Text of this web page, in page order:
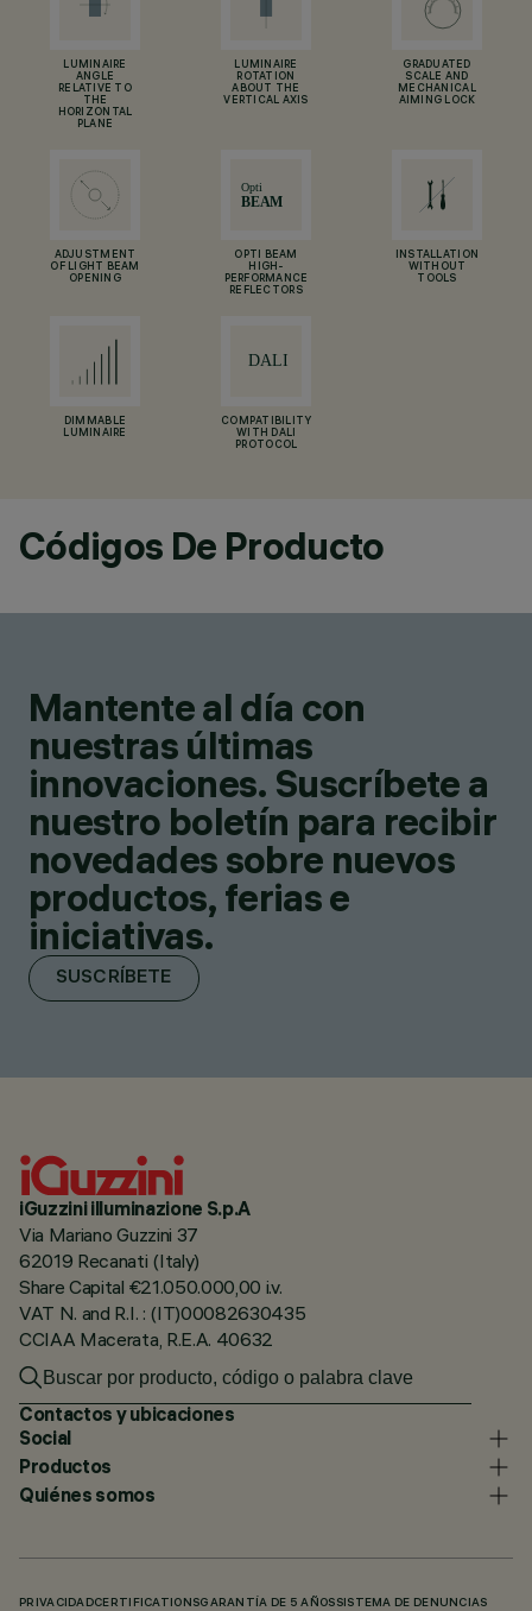
LUMINAIRE
ANGLE
RELATIVE TO
THE
HORIZONTAL
PLANE
LUMINAIRE
ROTATION
ABOUT THE
VERTICAL AXIS
GRADUATED
SCALE AND
MECHANICAL
AIMING LOCK
ADJUSTMENT
OF LIGHT BEAM
OPENING
OPTI BEAM
HIGH-
PERFORMANCE
REFLECTORS
INSTALLATION
WITHOUT
TOOLS
DIMMABLE
LUMINAIRE
COMPATIBILITY
WITH DALI
PROTOCOL
Códigos De Producto
Mantente al día con
nuestras últimas
innovaciones. Suscríbete a
nuestro boletín para recibir
novedades sobre nuevos
productos, ferias e
iniciativas.
SUSCRÍBETE
iGuzzini illuminazione S.p.A
Via Mariano Guzzini 37
62019 Recanati (Italy)
Share Capital €21.050.000,00 i.v.
VAT N. and R.I. : (IT)00082630435
CCIAA Macerata, R.E.A. 40632
Contactos y ubicaciones
Social
Productos
Quiénes somos
PRIVACIDADCERTIFICATIONSGARANTÍA DE 5 AÑOS SISTEMA DE DENUNCIAS